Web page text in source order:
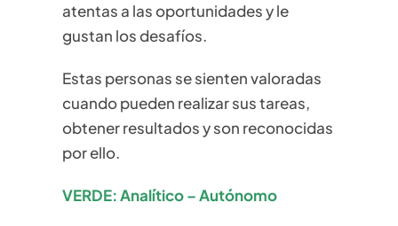
atentas a las oportunidades y le
gustan los desafíos.
Estas personas se sienten valoradas
cuando pueden realizar sus tareas,
obtener resultados y son reconocidas
por ello.
VERDE: Analítico – Autónomo